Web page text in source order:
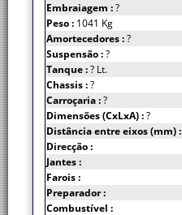
Embraiagem :?
Peso : 1041 Kg
Amortecedores :?
Suspensão :?
Tanque :? Lt.
Chassis :?
Carroçaria :?
Dimensões (CxLxA) :?
Distância entre eixos (mm) :
Direcção :
Jantes :
Farois :
Preparador :
Combustível :